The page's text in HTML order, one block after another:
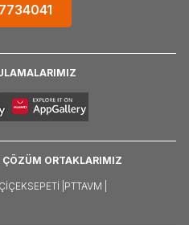
ÇÖZÜM ORTAKLARIMIZ
ÇIÇEKSEPETI | PTTAVM |